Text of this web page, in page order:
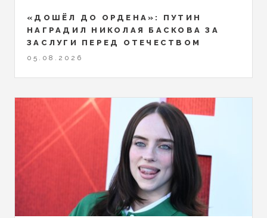
«ДОШЁЛ ДО ОРДЕНА»: ПУТИН
НАГРАДИЛ НИКОЛАЯ БАСКОВА ЗА
ЗАСЛУГИ ПЕРЕД ОТЕЧЕСТВОМ
05.08.2026